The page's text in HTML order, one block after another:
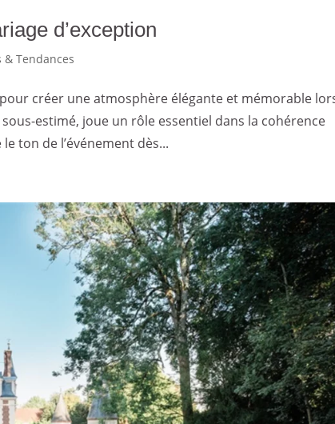
d’exception
Tendances
créer une atmosphère élégante et mémorable
estimé, joue un rôle essentiel dans la cohérence
ton de l’événement dès...